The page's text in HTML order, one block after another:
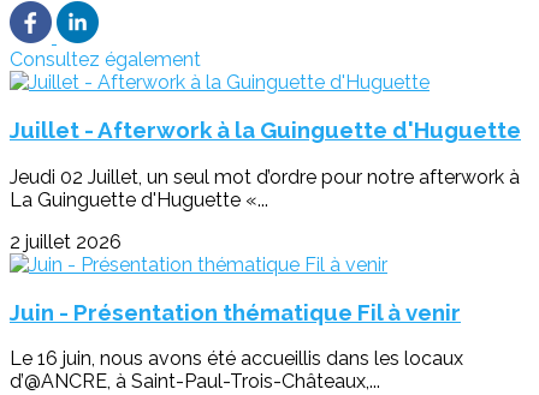
Consultez également
Juillet - Afterwork à la Guinguette d'Huguette
Jeudi 02 Juillet, un seul mot d’ordre pour notre afterwork à
La Guinguette d'Huguette «...
2 juillet 2026
Juin - Présentation thématique Fil à venir
Le 16 juin, nous avons été accueillis dans les locaux
d’@ANCRE, à Saint-Paul-Trois-Châteaux,...